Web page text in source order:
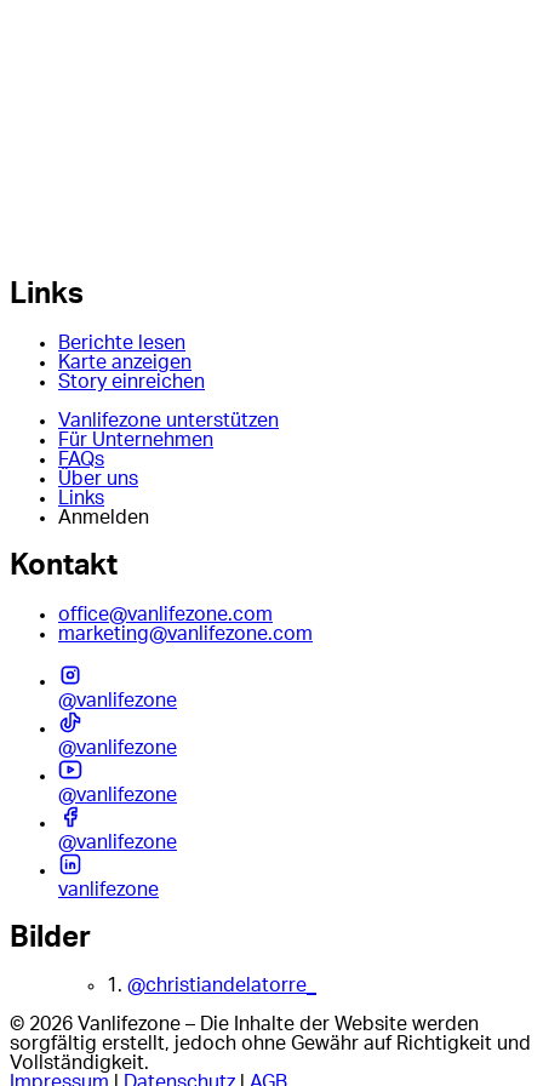
Links
Berichte lesen
Karte anzeigen
Story einreichen
Vanlifezone unterstützen
Für Unternehmen
FAQs
Über uns
Links
Anmelden
Kontakt
office@vanlifezone.com
marketing@vanlifezone.com
@vanlifezone
@vanlifezone
@vanlifezone
@vanlifezone
vanlifezone
Bilder
1. @christiandelatorre_
© 2026 Vanlifezone – Die Inhalte der Website werden
sorgfältig erstellt, jedoch ohne Gewähr auf Richtigkeit und
Vollständigkeit.